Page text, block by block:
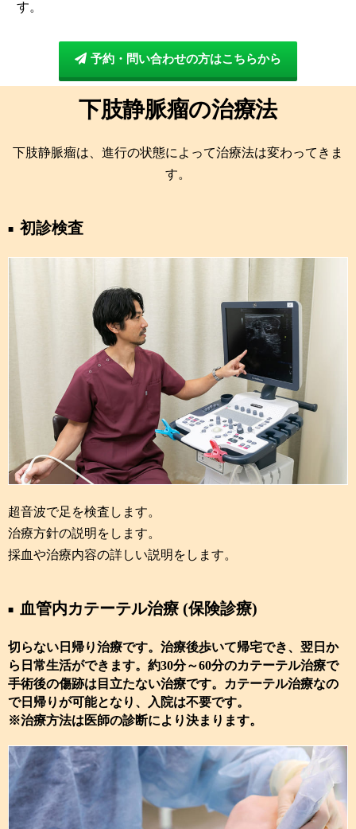
す。
予約・問い合わせの方はこちらから
下肢静脈瘤の治療法
下肢静脈瘤は、進行の状態によって治療法は変わってきま
す。
初診検査
超音波で足を検査します。
治療方針の説明をします。
採血や治療内容の詳しい説明をします。
血管内カテーテル治療 (保険診療)
切らない日帰り治療です。治療後歩いて帰宅でき、翌日か
ら日常生活ができます。約30分～60分のカテーテル治療で
手術後の傷跡は目立たない治療です。カテーテル治療なの
で日帰りが可能となり、入院は不要です。
※治療方法は医師の診断により決まります。